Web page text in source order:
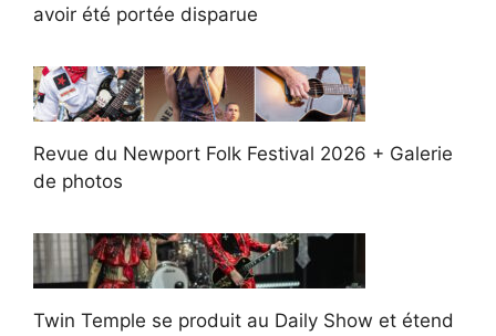
avoir été portée disparue
Revue du Newport Folk Festival 2026 + Galerie
de photos
Twin Temple se produit au Daily Show et étend